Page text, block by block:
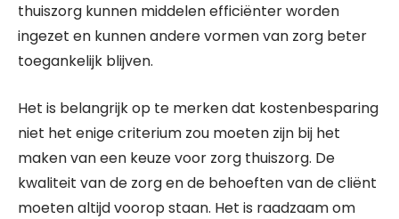
thuiszorg kunnen middelen efficiënter worden
ingezet en kunnen andere vormen van zorg beter
toegankelijk blijven.
Het is belangrijk op te merken dat kostenbesparing
niet het enige criterium zou moeten zijn bij het
maken van een keuze voor zorg thuiszorg. De
kwaliteit van de zorg en de behoeften van de cliënt
moeten altijd voorop staan. Het is raadzaam om